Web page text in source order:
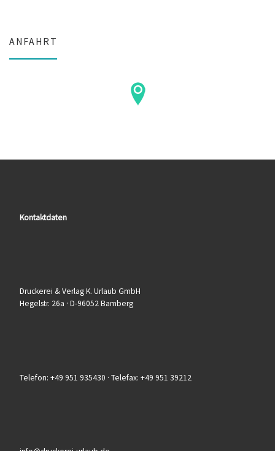
ANFAHRT
Kontaktdaten
Druckerei & Verlag K. Urlaub GmbH
Hegelstr. 26a · D-96052 Bamberg
Telefon: +49 951 935430 · Telefax: +49 951 39212